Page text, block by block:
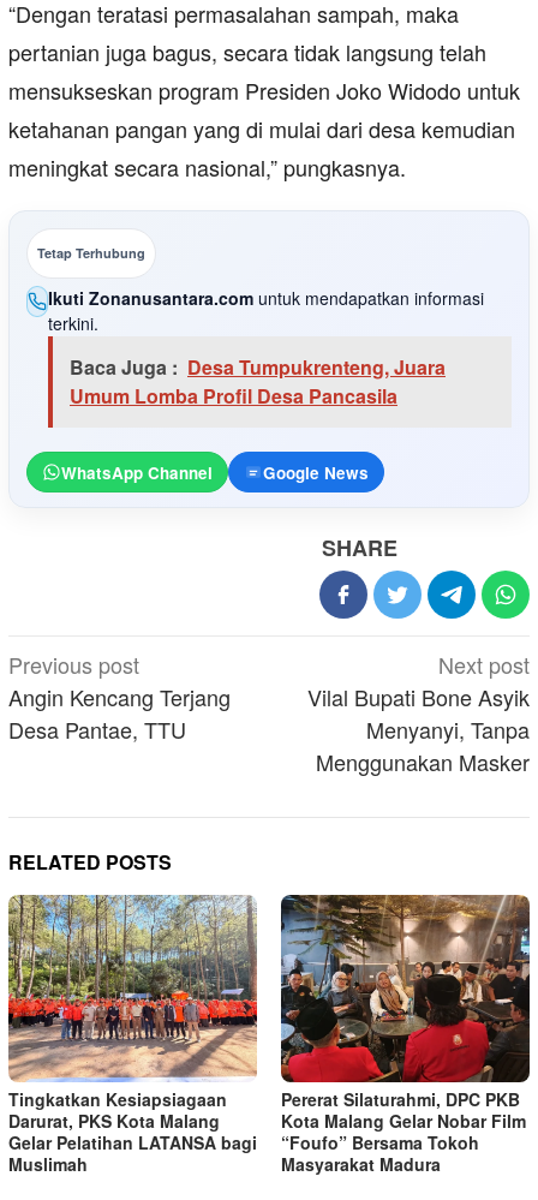
“Dengan teratasi permasalahan sampah, maka
pertanian juga bagus, secara tidak langsung telah
mensukseskan program Presiden Joko Widodo untuk
ketahanan pangan yang di mulai dari desa kemudian
meningkat secara nasional,” pungkasnya.
Tetap Terhubung
Ikuti Zonanusantara.com untuk mendapatkan informasi
terkini.
Baca Juga : Desa Tumpukrenteng, Juara
Umum Lomba Profil Desa Pancasila
WhatsApp Channel Google News
SHARE
Post
navigation
Previous post
Angin Kencang Terjang
Desa Pantae, TTU
Next post
Vilal Bupati Bone Asyik
Menyanyi, Tanpa
Menggunakan Masker
RELATED POSTS
Tingkatkan Kesiapsiagaan
Darurat, PKS Kota Malang
Gelar Pelatihan LATANSA bagi
Muslimah
Pererat Silaturahmi, DPC PKB
Kota Malang Gelar Nobar Film
“Foufo” Bersama Tokoh
Masyarakat Madura